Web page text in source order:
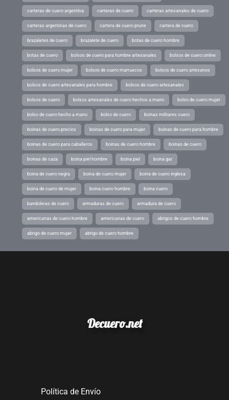
carteras de cuero argentina carteras de cuero carteras artesanales de cuero
carteras argentinas de cuero cartera de cuero prune cartera de cuero
brazaletes de cuero brazalete de cuero botas de cuero hombre
botas de cuero bolsos de cuero para hombre artesanales bolsos de cuero online
bolsos de cuero mujer bolsos de cuero marruecos bolsos de cuero artesanos
bolsos de cuero artesanales para hombre bolsos de cuero artesanales
bolsos de cuero bolsos artesanales de cuero hechos a mano bolso de cuero mujer
bolso de cuero hecho a mano bolso de cuero boinas militares cuero
boinas de cuero precios boinas de cuero para mujer boinas de cuero para hombre
boinas de cuero para caballeros boinas de cuero hombre boinas de cuero
boinas de caza boina piel hombre boina piel boina gar
boina de cuero negra boina de cuero mujer boina de cuero inglesa
boina de cuero de mujer boina cuero hombre boina cuero
bandoleras de cuero armaduras de cuero armadura de cuero
americanas de cuero hombre americanas de cuero abrigos de cuero hombre
abrigo de cuero mujer abrigo de cuero hombre
Decuero.net
Política de Envío